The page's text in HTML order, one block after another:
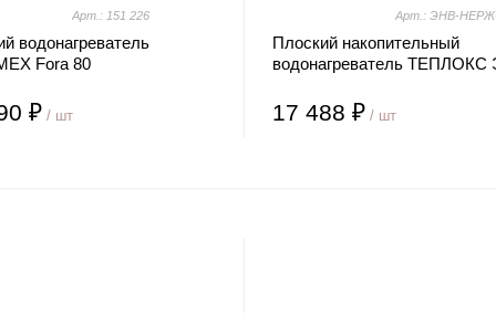
Арт.: 151 226
водонагреватель
Fora 80
₽ / шт
Арт.: ЭНВ-
Плоский накопительный
водонагреватель ТЕПЛОКС
17 488 ₽/ шт